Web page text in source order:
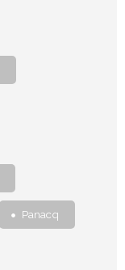
Panacq